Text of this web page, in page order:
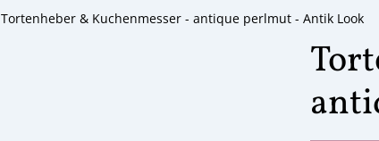
Tortenheber & Kuchenmesser - antique perlmut - Antik Look